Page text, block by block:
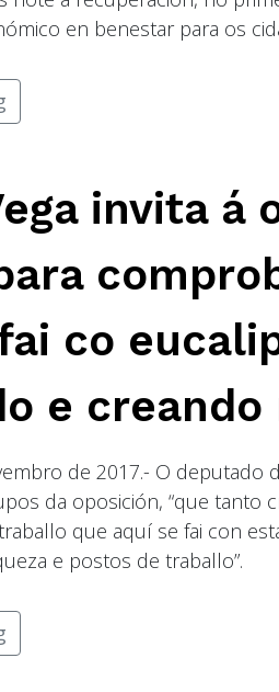
en benestar para os
invita á
co
e
de 2017.- O
da oposición, “que tanto
que aquí se fai con
e postos de traballo”.